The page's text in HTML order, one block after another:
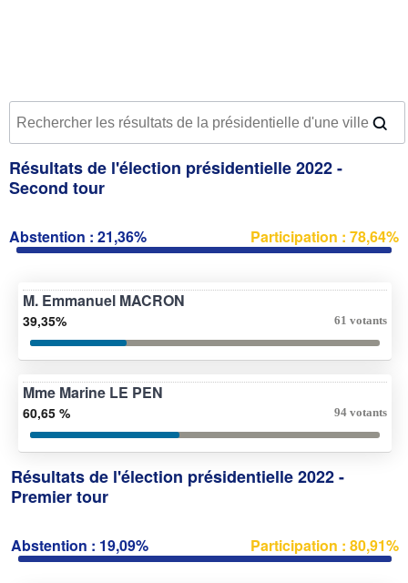
Résultats de l'élection présidentielle 2022 -
Second tour
Abstention : 21,36% Participation : 78,64%
M. Emmanuel MACRON
39,35% 61 votants
Mme Marine LE PEN
60,65 % 94 votants
Résultats de l'élection présidentielle 2022 -
Premier tour
Abstention : 19,09% Participation : 80,91%